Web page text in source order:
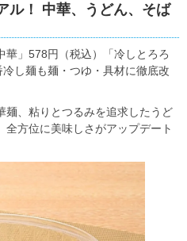
ル！ 中華、うどん、そば
華」578円（税込）「冷しとろろ
し麺も麺・つゆ・具材に徹底改
麺、粘りとつるみを追求したうど
全方位に美味しさがアップデート